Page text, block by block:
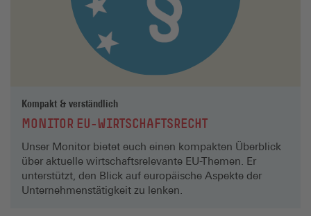
Kompakt & verständlich
MONITOR EU-WIRTSCHAFTSRECHT
Unser Monitor bietet euch einen kompakten Überblick
über aktuelle wirtschaftsrelevante EU-Themen. Er
unterstützt, den Blick auf europäische Aspekte der
Unternehmenstätigkeit zu lenken.